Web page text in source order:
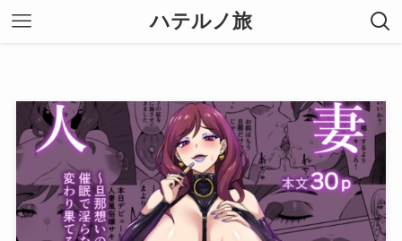
ハテルノ旅